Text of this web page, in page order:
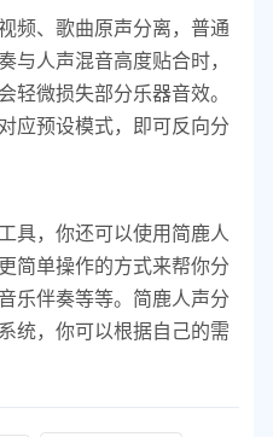
频、歌曲原声分离，普通
与人声混音高度贴合时，
轻微损失部分乐器音效。
应预设模式，即可反向分
具，你还可以使用简鹿人
简单操作的方式来帮你分
乐伴奏等等。简鹿人声分
统，你可以根据自己的需